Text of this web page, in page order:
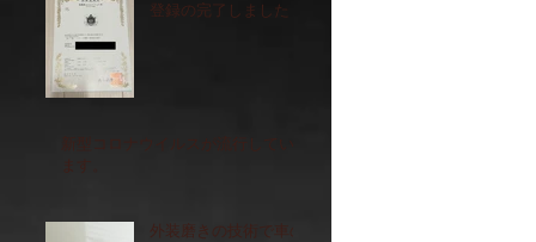
登録の完了しました！
新型コロナウイルスが流行してい
外装磨きの技術で車の